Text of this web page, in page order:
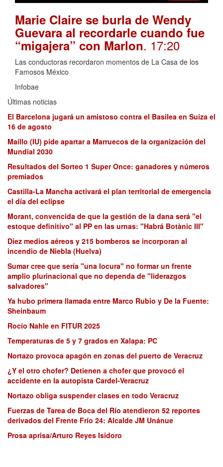
Marie Claire se burla de Wendy
Guevara al recordarle cuando fue
“migajera” con Marlon. 17:20
Las conductoras recordaron momentos de La Casa de los
Famosos México
Infobae
Últimas noticias
El Barcelona jugará un amistoso contra el Basilea en Suiza el
16 de agosto
Maíllo (IU) pide apartar a Marruecos de la organización del
Mundial 2030
Resultados del Sorteo 1 Super Once: ganadores y números
premiados
Castilla-La Mancha activará el plan territorial de emergencia
el día del eclipse
Morant, convencida de que la gestión de la dana será "el
estoque definitivo" al PP en las urnas: "Habrá Botànic III"
Diez medios aéreos y 215 bomberos se incorporan al
incendio de Niebla (Huelva)
Sumar cree que sería "una locura" no formar un frente
amplio plurinacional que no dependa de "liderazgos
salvadores"
Ya hubo primera llamada entre Marco Rubio y De la Fuente:
Sheinbaum
Rocío Nahle en FITUR 2025
Temperaturas de 5 y 7 grados en Xalapa: PC
Nortazo provoca apagón en zonas del puerto de Veracruz
¿Y el otro chofer? Detienen a chofer que provocó el
accidente en la autopista Cardel-Veracruz
Nortazo obliga suspender clases en todo Veracruz
Fuerzas de Tarea de Boca del Río atendieron 52 reportes
derivados del Frente Frío 24: Alcalde JM Unánue
Prosa aprisa/Arturo Reyes Isidoro